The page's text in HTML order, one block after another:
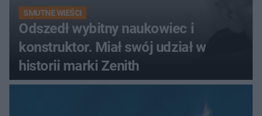
SMUTNE WIEŚCI
Odszedł wybitny naukowiec i
konstruktor. Miał swój udział w
historii marki Zenith